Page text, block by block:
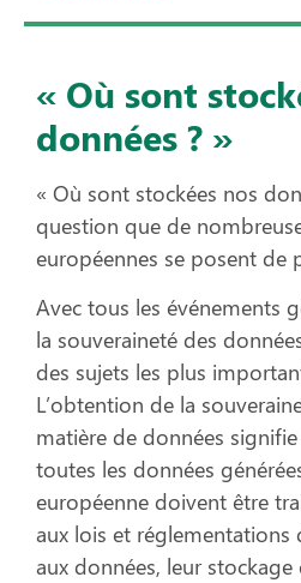
« Où sont
données ? »
« Où sont stockées nos
question que de
européennes se posent de
Avec tous les événements
la souveraineté des
des sujets les plus
L’obtention de la
matière de données
toutes les données
européenne doivent être
aux lois et réglementations
aux données, leur